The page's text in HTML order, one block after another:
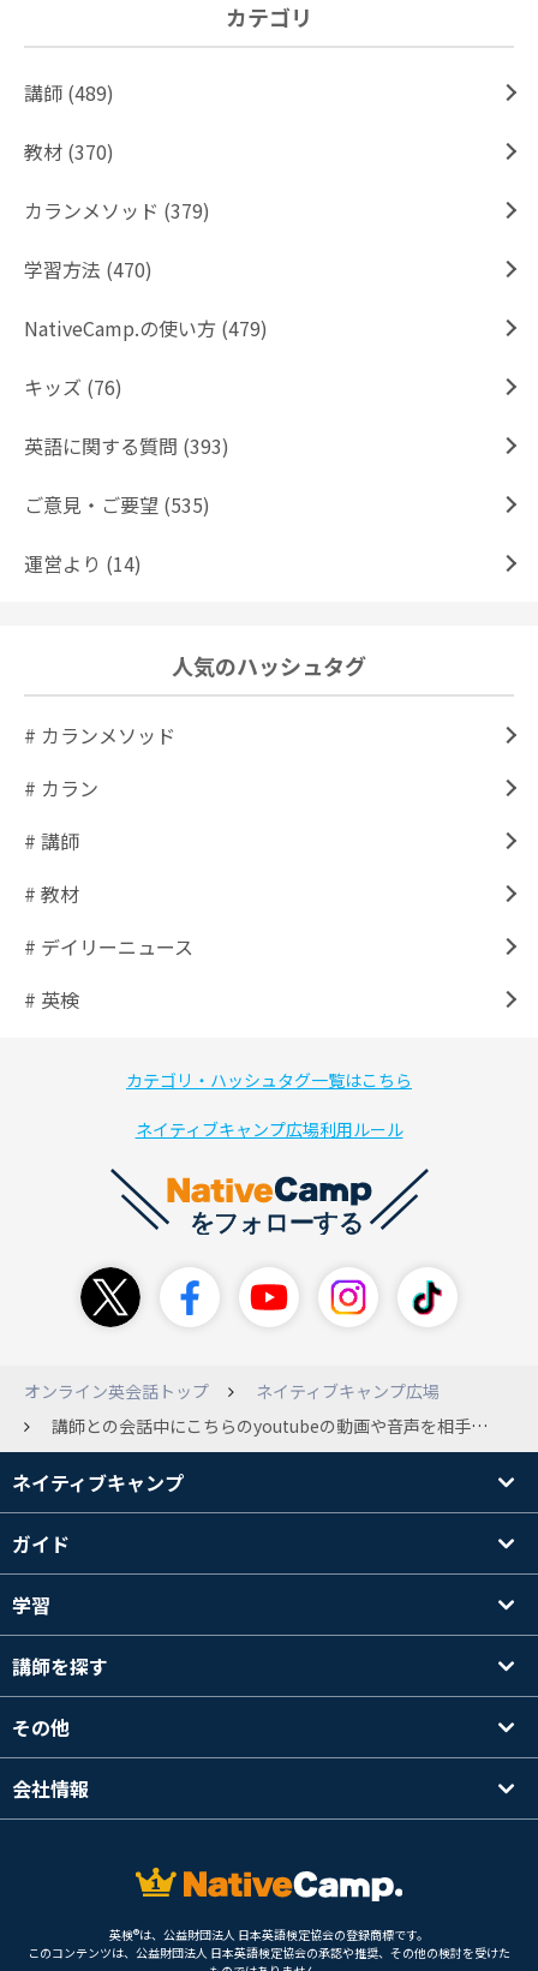
カテゴリ
講師 (489)
教材 (370)
カランメソッド (379)
学習方法 (470)
NativeCamp.の使い方 (479)
キッズ (76)
英語に関する質問 (393)
ご意見・ご要望 (535)
運営より (14)
人気のハッシュタグ
# カランメソッド
# カラン
# 講師
# 教材
# デイリーニュース
# 英検
カテゴリ・ハッシュタグ一覧はこちら
ネイティブキャンプ広場利用ルール
オンライン英会話トップ
ネイティブキャンプ広場
講師との会話中にこちらのyoutubeの動画や音声を相手の講師に聞かせるには、 どうすればよいでしょうか？
ネイティブキャンプ
ガイド
学習
講師を探す
その他
会社情報
英検®は、公益財団法人 日本英語検定協会の登録商標です。
このコンテンツは、公益財団法人 日本英語検定協会の承認や推奨、その他の検討を受けた